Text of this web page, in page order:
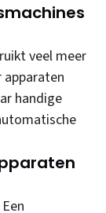
veel meer
handige